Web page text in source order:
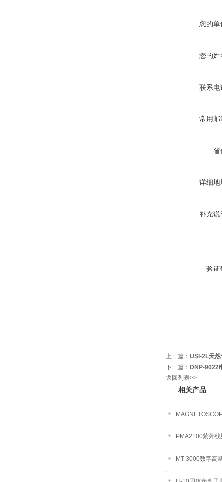
您的单
您的姓
联系电
常用邮
省
详细地
补充说
验证
上一篇： USI-2L天然
下一篇： DNP-9022
返回列表>>
相关产品
PMA2100紫外线
MT-3000数字高